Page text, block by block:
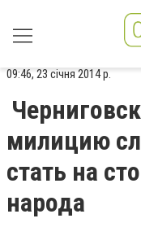
09:46, 23 січня 2014 р.
милицию
стать на
народа